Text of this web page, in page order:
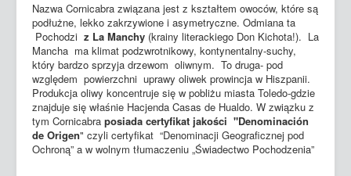
Nazwa Cornicabra związana jest z kształtem owoców, które są
podłużne, lekko zakrzywione i asymetryczne. Odmiana ta
Pochodzi z La Manchy (krainy literackiego Don Kichota!). La
Mancha ma klimat podzwrotnikowy, kontynentalny-suchy,
który bardzo sprzyja drzewom oliwnym. To druga- pod
względem powierzchni uprawy oliwek prowincja w Hiszpanii.
Produkcja oliwy koncentruje się w pobliżu miasta Toledo-gdzie
znajduje się właśnie Hacjenda Casas de Hualdo. W związku z
tym Cornicabra posiada certyfikat jakości "Denominación
de Origen" czyli certyfikat “Denominacji Geograficznej pod
Ochroną” a w wolnym tłumaczeniu „Świadectwo Pochodzenia”